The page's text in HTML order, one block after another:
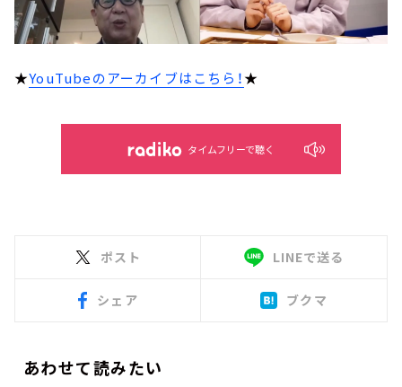
★YouTubeのアーカイブはこちら！★
タイムフリーで聴く
ポスト LINEで送る
シェア ブクマ
あわせて読みたい